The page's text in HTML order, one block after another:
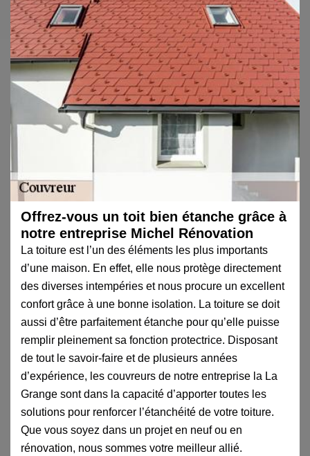
Offrez-vous un toit bien étanche grâce à
notre entreprise Michel Rénovation
La toiture est l’un des éléments les plus importants
d’une maison. En effet, elle nous protège directement
des diverses intempéries et nous procure un excellent
confort grâce à une bonne isolation. La toiture se doit
aussi d’être parfaitement étanche pour qu’elle puisse
remplir pleinement sa fonction protectrice. Disposant
de tout le savoir-faire et de plusieurs années
d’expérience, les couvreurs de notre entreprise la La
Grange sont dans la capacité d’apporter toutes les
solutions pour renforcer l’étanchéité de votre toiture.
Que vous soyez dans un projet en neuf ou en
rénovation, nous sommes votre meilleur allié.